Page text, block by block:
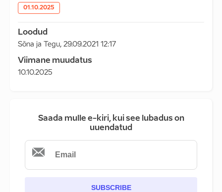
01.10.2025
Loodud
Sõna ja Tegu, 29.09.2021 12:17
Viimane muudatus
10.10.2025
Saada mulle e-kiri, kui see lubadus on
uuendatud
SUBSCRIBE